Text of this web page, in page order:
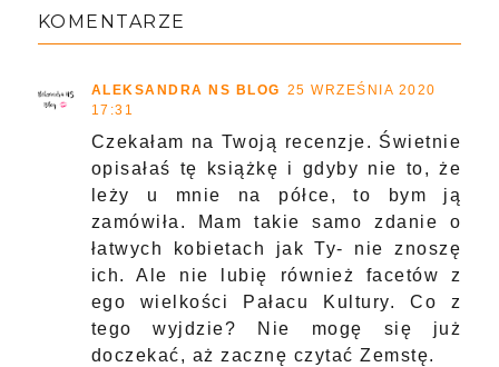
KOMENTARZE
ALEKSANDRA NS BLOG 25 WRZEŚNIA 2020
17:31
Czekałam na Twoją recenzje. Świetnie
opisałaś tę książkę i gdyby nie to, że
leży u mnie na półce, to bym ją
zamówiła. Mam takie samo zdanie o
łatwych kobietach jak Ty- nie znoszę
ich. Ale nie lubię również facetów z
ego wielkości Pałacu Kultury. Co z
tego wyjdzie? Nie mogę się już
doczekać, aż zacznę czytać Zemstę.